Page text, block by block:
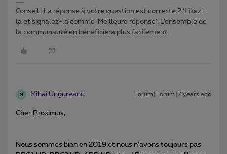
Conseil : La réponse à votre question est correcte ? ‘Likez’-
la et signalez-la comme ‘Meilleure réponse’. L’ensemble de
la communauté en bénéficiera plus facilement
M Mihai Ungureanu Forum|Forum|7 years ago
Cher Proximus,
Nous sommes bien en 2019 et nous n’avons toujours pas